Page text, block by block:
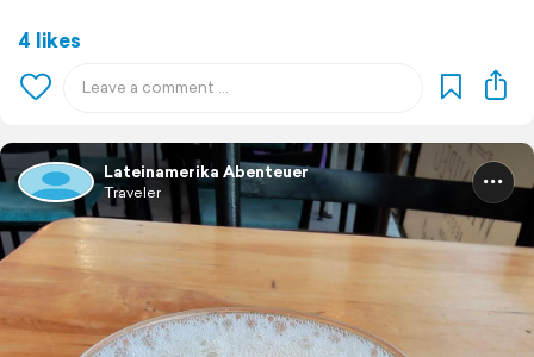
4 likes
Lateinamerika Abenteuer
Traveler